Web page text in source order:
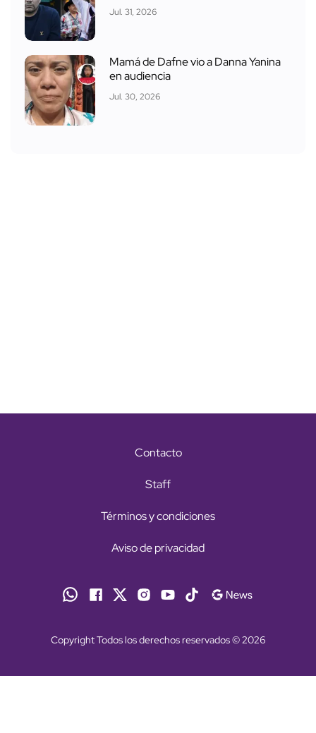
Jul. 31, 2026
Mamá de Dafne vio a Danna Yanina
en audiencia
Jul. 30, 2026
Contacto
Staff
Términos y condiciones
Aviso de privacidad
Copyright Todos los derechos reservados © 2026